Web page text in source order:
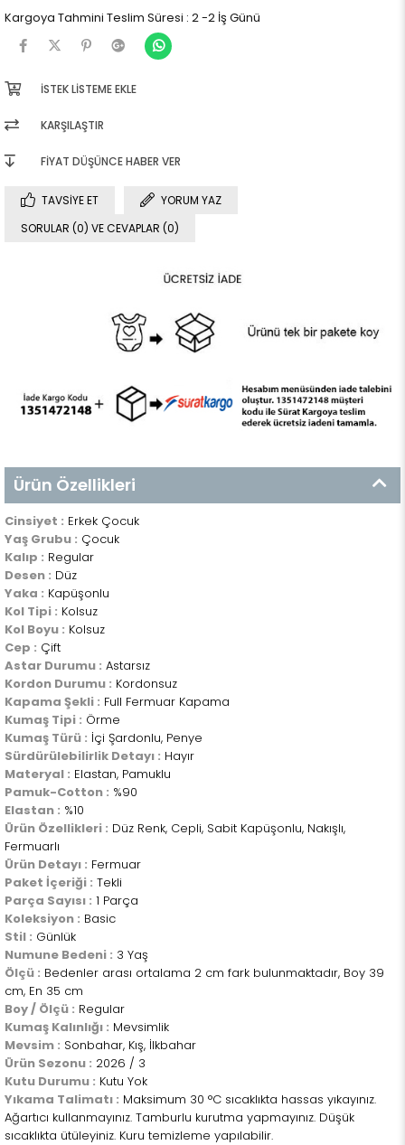
Kargoya Tahmini Teslim Süresi : 2 -2 İş Günü
İSTEK LISTEME EKLE
KARŞILAŞTIR
FIYAT DÜŞÜNCE HABER VER
TAVSIYE ET
YORUM YAZ
SORULAR (0) VE CEVAPLAR (0)
Ürün Özellikleri
Cinsiyet : Erkek Çocuk
Yaş Grubu : Çocuk
Kalıp : Regular
Desen : Düz
Yaka : Kapüşonlu
Kol Tipi : Kolsuz
Kol Boyu : Kolsuz
Cep : Çift
Astar Durumu : Astarsız
Kordon Durumu : Kordonsuz
Kapama Şekli : Full Fermuar Kapama
Kumaş Tipi : Örme
Kumaş Türü : İçi Şardonlu, Penye
Sürdürülebilirlik Detayı : Hayır
Materyal : Elastan, Pamuklu
Pamuk-Cotton : %90
Elastan : %10
Ürün Özellikleri : Düz Renk, Cepli, Sabit Kapüşonlu, Nakışlı,
Fermuarlı
Ürün Detayı : Fermuar
Paket İçeriği : Tekli
Parça Sayısı : 1 Parça
Koleksiyon : Basic
Stil : Günlük
Numune Bedeni : 3 Yaş
Ölçü : Bedenler arası ortalama 2 cm fark bulunmaktadır, Boy 39
cm, En 35 cm
Boy / Ölçü : Regular
Kumaş Kalınlığı : Mevsimlik
Mevsim : Sonbahar, Kış, İlkbahar
Ürün Sezonu : 2026 / 3
Kutu Durumu : Kutu Yok
Yıkama Talimatı : Maksimum 30 °C sıcaklıkta hassas yıkayınız.
Ağartıcı kullanmayınız. Tamburlu kurutma yapmayınız. Düşük
sıcaklıkta ütüleyiniz. Kuru temizleme yapılabilir.